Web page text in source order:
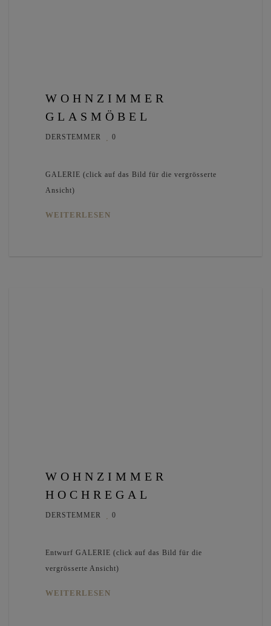
WOHNZIMMER
GLASMÖBEL
DERSTEMMER 0
GALERIE (click auf das Bild für die vergrösserte
Ansicht)
WEITERLESEN
WOHNZIMMER
HOCHREGAL
DERSTEMMER 0
Entwurf GALERIE (click auf das Bild für die
vergrösserte Ansicht)
WEITERLESEN